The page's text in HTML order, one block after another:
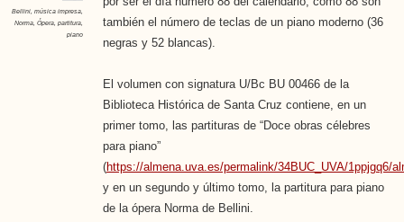
Bellini, música impresa,
Norma, Ópera, partitura,
piano
también el número de teclas de un piano moderno (36
negras y 52 blancas).
El volumen con signatura U/Bc BU 00466 de la
Biblioteca Histórica de Santa Cruz contiene, en un
primer tomo, las partituras de “Doce obras célebres
para piano”
(https://almena.uva.es/permalink/34BUC_UVA/1ppjgq6/
y en un segundo y último tomo, la partitura para piano
de la ópera Norma de Bellini.